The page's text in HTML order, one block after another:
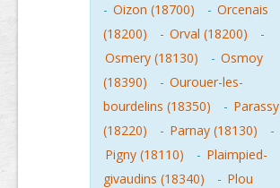
- Oizon (18700) - Orcenais
(18200)
- Orval (18200)
-
Osmery (18130)
- Osmoy
(18390)
- Ourouer-les-
bourdelins (18350)
- Parassy
(18220)
- Parnay (18130)
-
Pigny (18110)
- Plaimpied-
givaudins (18340)
- Plou